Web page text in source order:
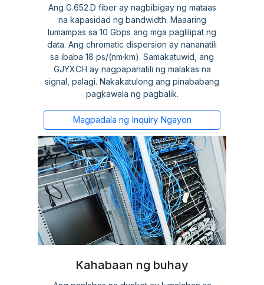
Ang G.652.D fiber ay nagbibigay ng mataas
na kapasidad ng bandwidth. Maaaring
lumampas sa 10 Gbps ang mga paglilipat ng
data. Ang chromatic dispersion ay nananatili
sa ibaba 18 ps/(nm·km). Samakatuwid, ang
GJYXCH ay nagpapanatili ng malakas na
signal, palagi. Nakakatulong ang pinababang
pagkawala ng pagbalik.
Magpadala ng Inquiry Ngayon
Kahabaan ng buhay